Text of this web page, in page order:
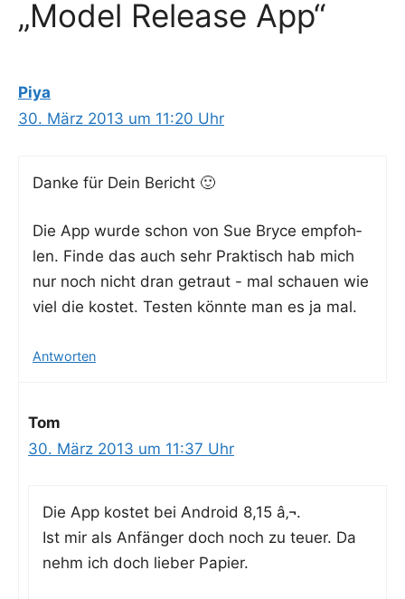
„Model Release App“
Piya
30. März 2013 um 11:20 Uhr
Dan­ke für Dein Bericht 🙂
Die App wur­de schon von Sue Bryce emp­foh­
len. Fin­de das auch sehr Prak­tisch hab mich
nur noch nicht dran getraut - mal schau­en wie
viel die kos­tet. Tes­ten könn­te man es ja mal.
Antworten
Tom
30. März 2013 um 11:37 Uhr
Die App kos­tet bei Android 8,15 â‚¬.
Ist mir als Anfän­ger doch noch zu teu­er. Da
nehm ich doch lie­ber Papier.